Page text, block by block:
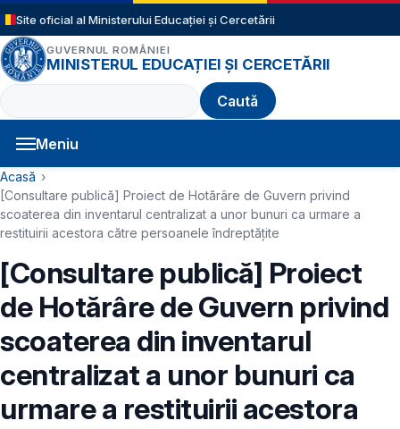
Sari la conținutul principal
Site oficial al Ministerului Educației și Cercetării
GUVERNUL ROMÂNIEI
MINISTERUL EDUCAȚIEI ȘI CERCETĂRII
Caută
Meniu
Navigație principală
Cale de navigare
Acasă
[Consultare publică] Proiect de Hotărâre de Guvern privind
scoaterea din inventarul centralizat a unor bunuri ca urmare a
restituirii acestora către persoanele îndreptățite
[Consultare publică] Proiect
de Hotărâre de Guvern privind
scoaterea din inventarul
centralizat a unor bunuri ca
urmare a restituirii acestora